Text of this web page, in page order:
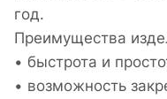
год.
Преимущества
• быстрота и
• возможность